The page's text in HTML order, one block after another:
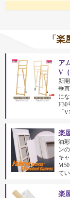
「
ア
V
新
垂
に
F30
「
楽
油
ン
キ
てい
楽